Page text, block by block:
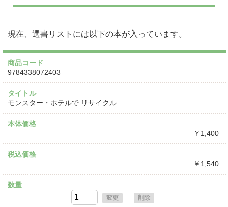
現在、選書リストには以下の本が入っています。
商品コード
9784338072403
タイトル
モンスター・ホテルで リサイクル
本体価格
￥1,400
税込価格
￥1,540
数量
変更 削除